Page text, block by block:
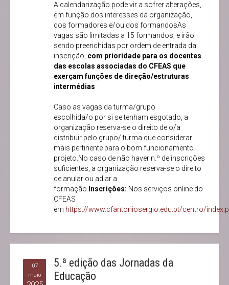
A calendarização pode vir a sofrer alterações,
em função dos interesses da organização,
dos formadores e/ou dos formandosAs
vagas são limitadas a 15 formandos, e irão
sendo preenchidas por ordem de entrada da
inscrição, com prioridade para os docentes
das escolas associadas do CFEAS que
exerçam funções de direção/estruturas
intermédias
Caso as vagas da turma/grupo
escolhida/o por si se tenham esgotado, a
organização reserva-se o direito de o/a
distribuir pelo grupo/ turma que considerar
mais pertinente para o bom funcionamento
projeto.No caso de não haver n.º de inscrições
suficientes, a organização reserva-se o direito
de anular ou adiar a
formação. Inscrições: Nos serviços online do
CFEAS
em https://www.cfantoniosergio.edu.pt/centro/
07
maio
5.ª edição das Jornadas da
Educação